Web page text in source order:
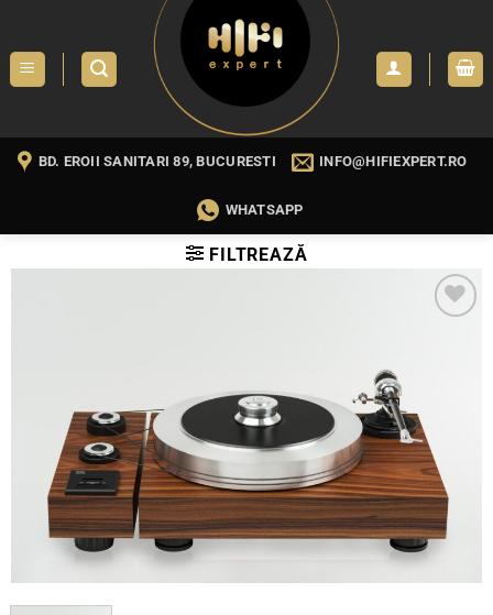
content
BD. EROII SANITARI 89, BUCURESTI INFO@HIFIEXPERT.RO
WHATSAPP
FILTREAZĂ